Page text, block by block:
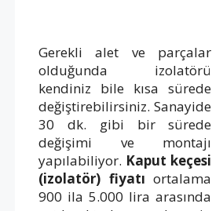
Gerekli alet ve parçalar
olduğunda izolatörü
kendiniz bile kısa sürede
değiştirebilirsiniz. Sanayide
30 dk. gibi bir sürede
değişimi ve montajı
yapılabiliyor. Kaput keçesi
(izolatör) fiyatı ortalama
900 ila 5.000 lira arasında